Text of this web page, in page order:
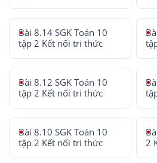
Bài 8.14 SGK Toán 10
tập 2 Kết nối tri thức
Bài 8.12 SGK Toán 10
tập 2 Kết nối tri thức
Bài 8.10 SGK Toán 10
tập 2 Kết nối tri thức
2